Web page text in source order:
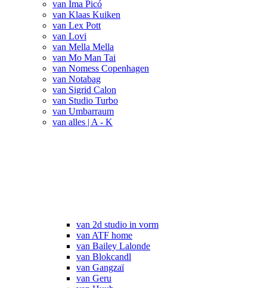
van Ima Picó
van Klaas Kuiken
van Lex Pott
van Lovi
van Mella Mella
van Mo Man Tai
van Nomess Copenhagen
van Notabag
van Sigrid Calon
van Studio Turbo
van Umbarraum
van alles | A - K
van 2d studio in vorm
van ATF home
van Bailey Lalonde
van Blokcandl
van Gangzaï
van Geru